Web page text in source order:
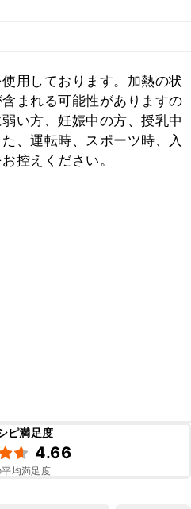
用しております。加熱の状
まれる可能性がありますの
い方、妊娠中の方、授乳中
、運転時、スポーツ時、入
控えください。
ピ満足度
4.66
平均満足度